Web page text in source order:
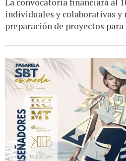
La convocatoria financiará al
individuales y colaborativas y
preparación de proyectos para